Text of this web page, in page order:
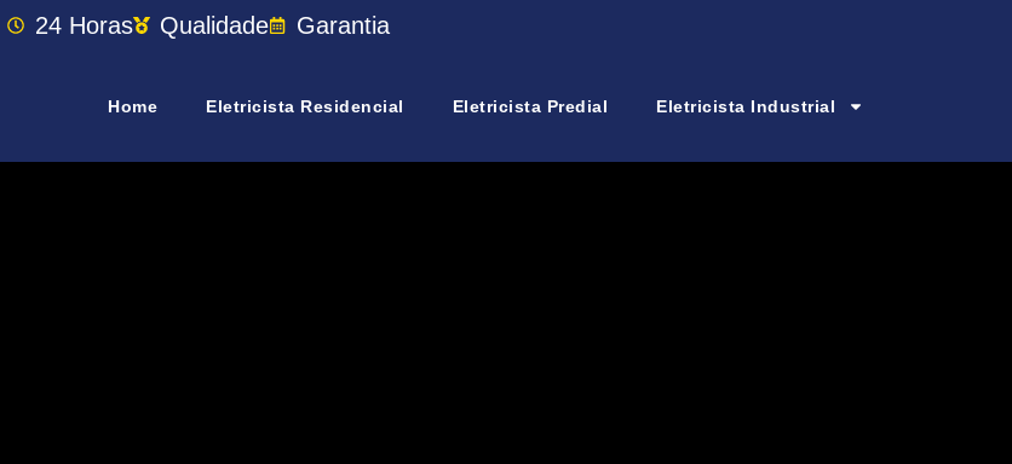
24 Horas Qualidade Garantia
Home Eletricista Residencial Eletricista Predial Eletricista Industrial